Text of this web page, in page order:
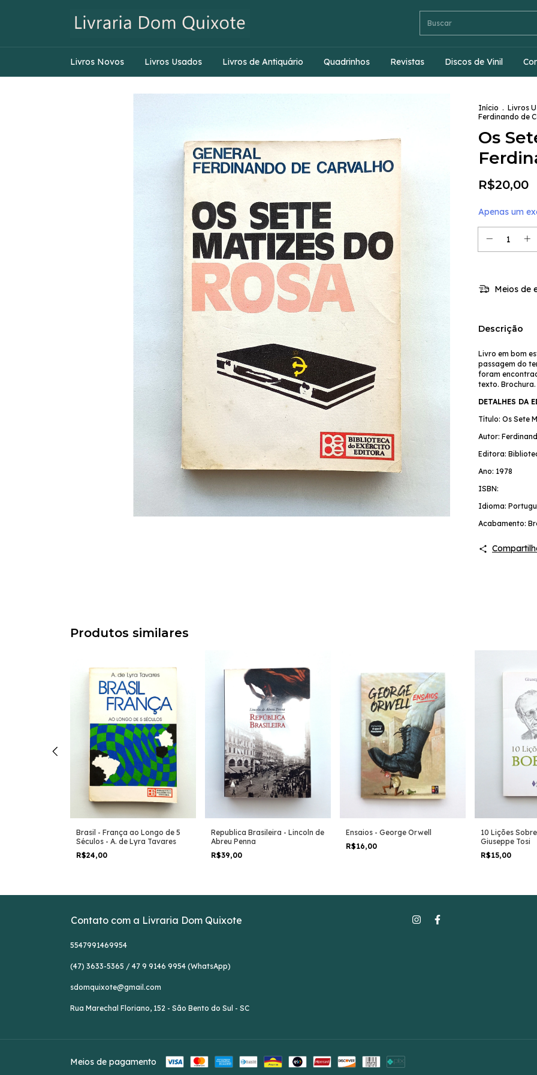
Livros Novos Livros Usados Livros de Antiquário Quadrinhos Revistas Discos de Vinil
Início . Livros
Ferdinando de
Os
R$20,00
Apenas um
Meios de
Descrição
Livro em bom
passagem do
foram
texto.
DETALHES DA
Título: Os Sete
Autor:
Editora:
Ano: 1978
ISBN:
Idioma:
Acabamento:
Produtos similares
Brasil - França ao Longo de 5
Séculos - A. de Lyra Tavares
R$24,00
Republica Brasileira - Lincoln de
Abreu Penna
R$39,00
Ensaios - George Orwell
R$16,00
10 Lições
Giuseppe Tosi
R$15,00
Contato com a Livraria Dom Quixote
5547991469954
(47) 3633-5365 / 47 9 9146 9954 (WhatsApp)
sdomquixote@gmail.com
Rua Marechal Floriano, 152 - São Bento do Sul - SC
Meios de pagamento